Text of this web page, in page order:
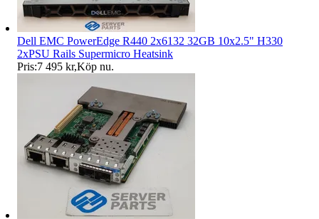
Dell EMC PowerEdge R440 2x6132 32GB 10x2.5" H330
2xPSU Rails Supermicro Heatsink
Pris:7 495 kr,Köp nu.